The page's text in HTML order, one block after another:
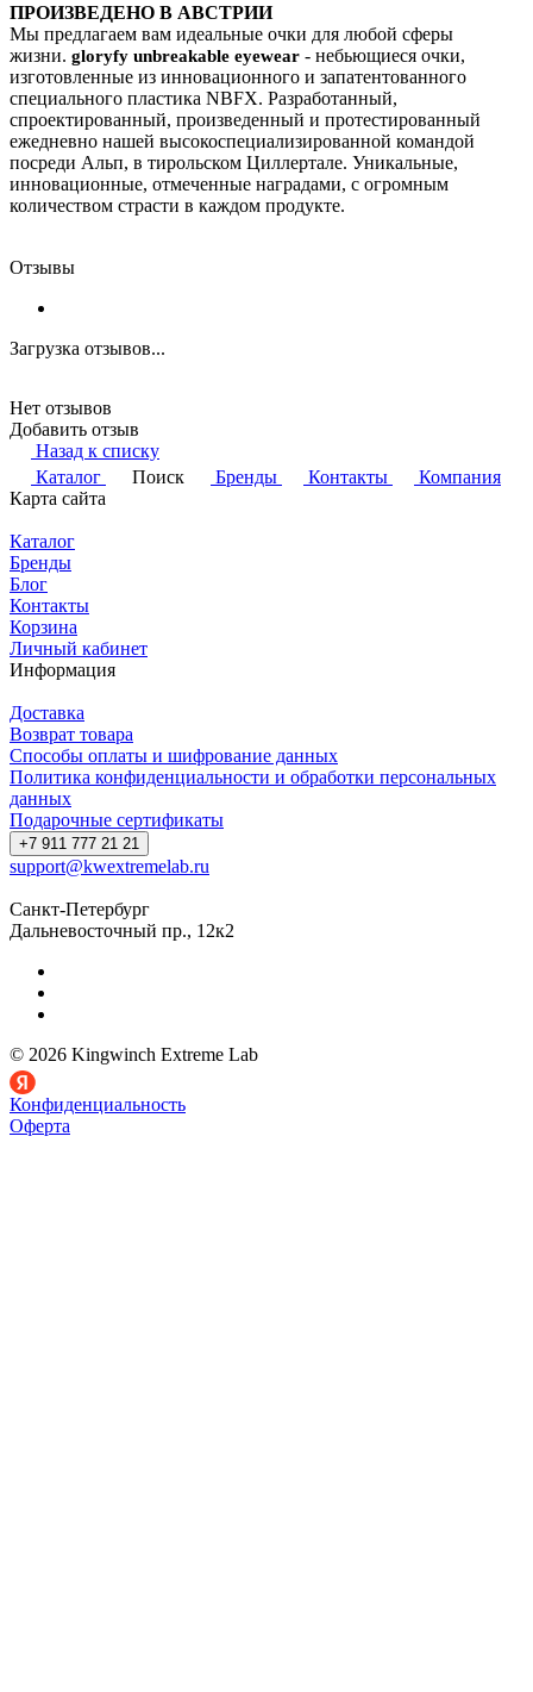
ПРОИЗВЕДЕНО В АВСТРИИ
Мы предлагаем вам идеальные очки для любой сферы
жизни. gloryfy unbreakable eyewear - небьющиеся очки,
изготовленные из инновационного и запатентованного
специального пластика NBFX. Разработанный,
спроектированный, произведенный и протестированный
ежедневно нашей высокоспециализированной командой
посреди Альп, в тирольском Циллертале. Уникальные,
инновационные, отмеченные наградами, с огромным
количеством страсти в каждом продукте.
Отзывы
Загрузка отзывов...
Нет отзывов
Добавить отзыв
Назад к списку
Каталог
Поиск Бренды Контакты
Компания
Карта сайта
Каталог
Бренды
Блог
Контакты
Корзина
Личный кабинет
Информация
Доставка
Возврат товара
Способы оплаты и шифрование данных
Политика конфиденциальности и обработки персональных
данных
Подарочные сертификаты
+7 911 777 21 21
support@kwextremelab.ru
Санкт-Петербург
Дальневосточный пр., 12к2
© 2026 Kingwinch Extreme Lab
Конфиденциальность
Оферта